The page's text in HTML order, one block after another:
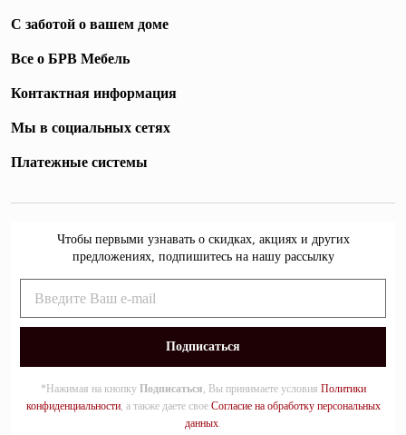
С заботой о вашем доме
Все о БРВ Мебель
Контактная информация
Мы в социальных сетях
Платежные системы
Чтобы первыми узнавать о скидках, акциях и других
предложениях, подпишитесь на нашу рассылку
*Нажимая на кнопку Подписаться, Вы принимаете условия Политики
конфиденциальности, а также даете свое Согласие на обработку персональных
данных.